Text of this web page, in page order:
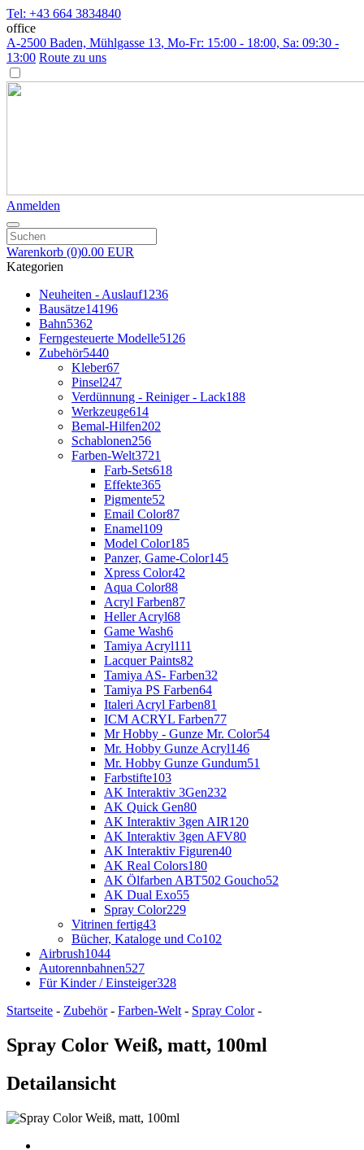
Tel: +43 664 3834840
office
A-2500 Baden, Mühlgasse 13, Mo-Fr: 15:00 - 18:00, Sa: 09:30 -
13:00 Route zu uns
Anmelden
Warenkorb (0)0.00 EUR
Kategorien
Neuheiten - Auslauf1236
Bausätze14196
Bahn5362
Ferngesteuerte Modelle5126
Zubehör5440
Kleber67
Pinsel247
Verdünnung - Reiniger - Lack188
Werkzeuge614
Bemal-Hilfen202
Schablonen256
Farben-Welt3721
Farb-Sets618
Effekte365
Pigmente52
Email Color87
Enamel109
Model Color185
Panzer, Game-Color145
Xpress Color42
Aqua Color88
Acryl Farben87
Heller Acryl68
Game Wash6
Tamiya Acryl111
Lacquer Paints82
Tamiya AS- Farben32
Tamiya PS Farben64
Italeri Acryl Farben81
ICM ACRYL Farben77
Mr Hobby - Gunze Mr. Color54
Mr. Hobby Gunze Acryl146
Mr. Hobby Gunze Gundum51
Farbstifte103
AK Interaktiv 3Gen232
AK Quick Gen80
AK Interaktiv 3gen AIR120
AK Interaktiv 3gen AFV80
AK Interaktiv Figuren40
AK Real Colors180
AK Ölfarben ABT502 Goucho52
AK Dual Exo55
Spray Color229
Vitrinen fertig43
Bücher, Kataloge und Co102
Airbrush1044
Autorennbahnen527
Für Kinder / Einsteiger328
Startseite - Zubehör- Farben-Welt - Spray Color-
Spray Color Weiß, matt, 100ml
Detailansicht